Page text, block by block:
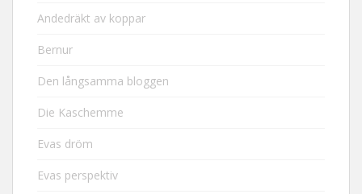
Andedräkt av koppar
Bernur
Den långsamma bloggen
Die Kaschemme
Evas dröm
Evas perspektiv